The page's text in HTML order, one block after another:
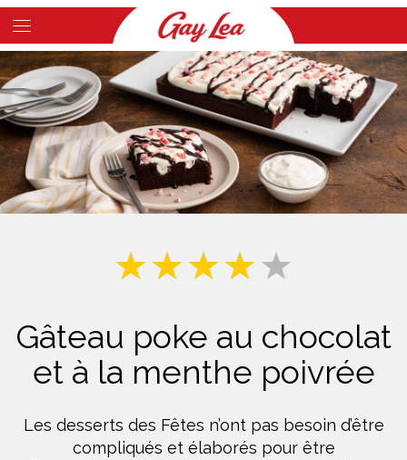
Skip
to
main
content
Main
Content
Gâteau poke au chocolat
et à la menthe poivrée
Les desserts des Fêtes n’ont pas besoin d’être
compliqués et élaborés pour être